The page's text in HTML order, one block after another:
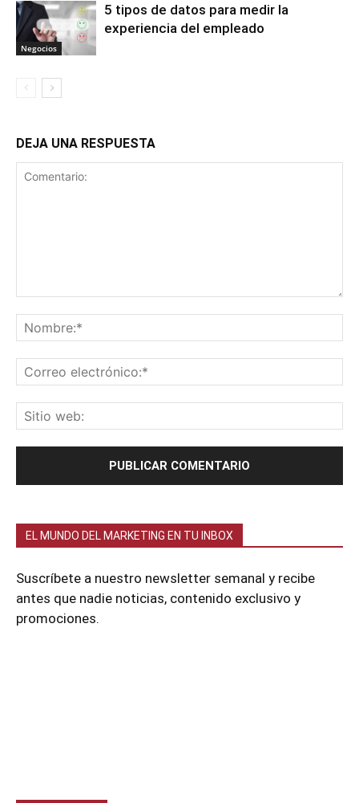
Negocios
5 tipos de datos para medir la
experiencia del empleado
DEJA UNA RESPUESTA
EL MUNDO DEL MARKETING EN TU INBOX
Suscríbete a nuestro newsletter semanal y recibe
antes que nadie noticias, contenido exclusivo y
promociones.